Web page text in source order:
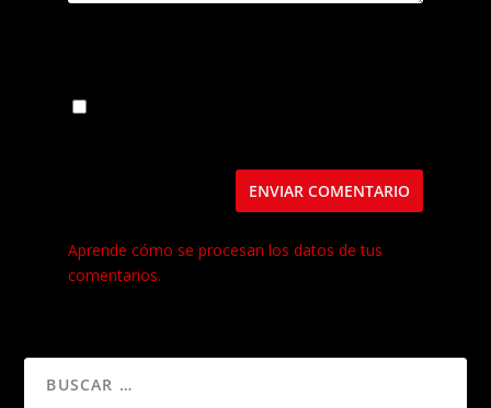
Aprende cómo se procesan los datos de tus
comentarios.